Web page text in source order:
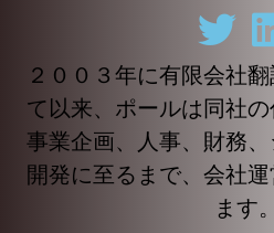
２００３年に有限会社
て以来、ポールは同社の
事業企画、人事、財務
開発に至るまで、会社
ます。